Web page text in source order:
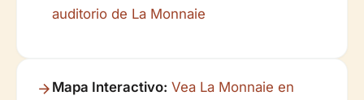
auditorio de La Monnaie
Mapa Interactivo: Vea La Monnaie en